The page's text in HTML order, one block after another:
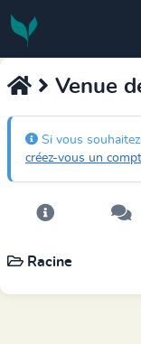
Venue de Rob
Si vous
créez-vous un
Racine